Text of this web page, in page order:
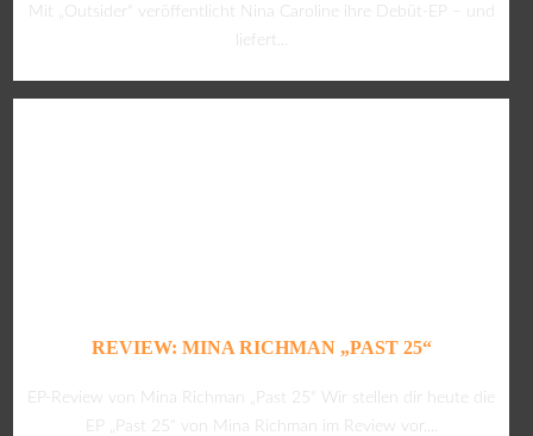
Mit „Outsider“ veröffentlicht Nina Caroline ihre Debüt-EP – und
liefert...
REVIEW: MINA RICHMAN „PAST 25“
EP-Review von Mina Richman „Past 25“ Wir stellen dir heute die
EP „Past 25“ von Mina Richman im Review vor....